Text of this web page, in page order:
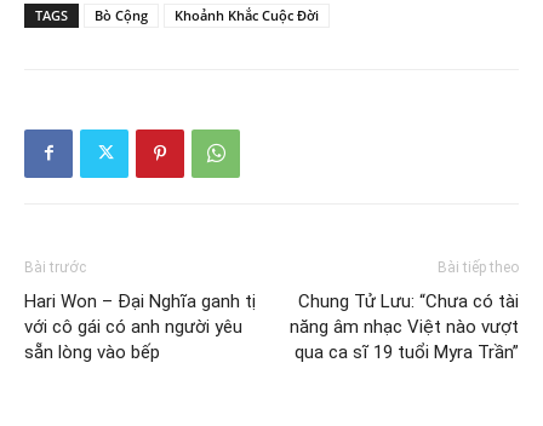
TAGS Bò Cộng Khoảnh Khắc Cuộc Đời
Bài trước
Hari Won – Đại Nghĩa ganh tị
với cô gái có anh người yêu
sẵn lòng vào bếp
Bài tiếp theo
Chung Tử Lưu: “Chưa có tài
năng âm nhạc Việt nào vượt
qua ca sĩ 19 tuổi Myra Trần”